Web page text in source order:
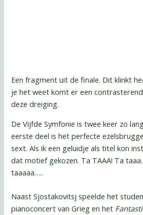
Een fragment uit de finale. Dit klinkt
je het weet komt er een
deze dreiging.
De Vijfde Symfonie is twee keer zo
eerste deel is het perfecte
sext. Als ik een geluidje als titel kon
dat motief gekozen. Ta TAAA! Ta
taaaaa…..
Naast Sjostakovitsj speelde het
pianoconcert van Grieg en het